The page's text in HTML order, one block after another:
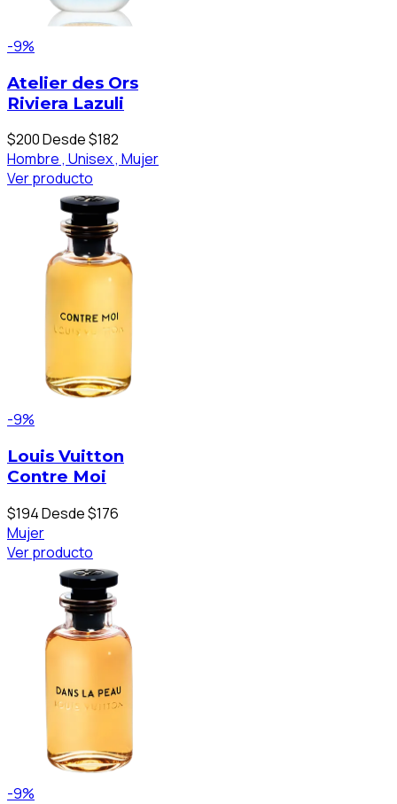
-9%
Atelier des Ors
Riviera Lazuli
$200Desde $182
Hombre , Unisex , Mujer
Ver producto
-9%
Louis Vuitton
Contre Moi
$194Desde $176
Mujer
Ver producto
-9%